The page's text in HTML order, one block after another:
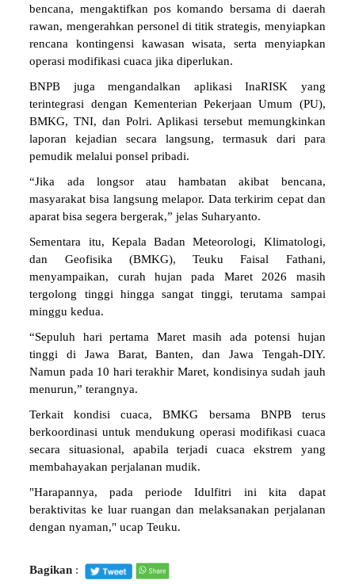
bencana, mengaktifkan pos komando bersama di daerah
rawan, mengerahkan personel di titik strategis, menyiapkan
rencana kontingensi kawasan wisata, serta menyiapkan
operasi modifikasi cuaca jika diperlukan.
BNPB juga mengandalkan aplikasi InaRISK yang
terintegrasi dengan Kementerian Pekerjaan Umum (PU),
BMKG, TNI, dan Polri. Aplikasi tersebut memungkinkan
laporan kejadian secara langsung, termasuk dari para
pemudik melalui ponsel pribadi.
“Jika ada longsor atau hambatan akibat bencana,
masyarakat bisa langsung melapor. Data terkirim cepat dan
aparat bisa segera bergerak,” jelas Suharyanto.
Sementara itu, Kepala Badan Meteorologi, Klimatologi,
dan Geofisika (BMKG), Teuku Faisal Fathani,
menyampaikan, curah hujan pada Maret 2026 masih
tergolong tinggi hingga sangat tinggi, terutama sampai
minggu kedua.
“Sepuluh hari pertama Maret masih ada potensi hujan
tinggi di Jawa Barat, Banten, dan Jawa Tengah-DIY.
Namun pada 10 hari terakhir Maret, kondisinya sudah jauh
menurun,” terangnya.
Terkait kondisi cuaca, BMKG bersama BNPB terus
berkoordinasi untuk mendukung operasi modifikasi cuaca
secara situasional, apabila terjadi cuaca ekstrem yang
membahayakan perjalanan mudik.
"Harapannya, pada periode Idulfitri ini kita dapat
beraktivitas ke luar ruangan dan melaksanakan perjalanan
dengan nyaman," ucap Teuku.
Bagikan :